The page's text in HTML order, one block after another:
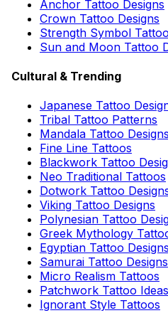
Anchor Tattoo Designs
Crown Tattoo Designs
Strength Symbol
Sun and Moon Tattoo
Cultural & Trending
Japanese Tattoo
Tribal Tattoo Patterns
Mandala Tattoo Designs
Fine Line Tattoos
Blackwork Tattoo
Neo Traditional Tattoos
Dotwork Tattoo
Viking Tattoo Designs
Polynesian Tattoo
Greek Mythology
Egyptian Tattoo Designs
Samurai Tattoo Designs
Micro Realism Tattoos
Patchwork Tattoo Ideas
Ignorant Style Tattoos